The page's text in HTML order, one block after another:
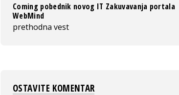
Coming pobednik novog IT Zakuvavanja portala
WebMind
prethodna vest
OSTAVITE KOMENTAR